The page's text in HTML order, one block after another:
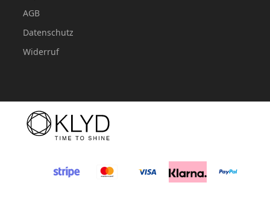
AGB
Datenschutz
Widerruf